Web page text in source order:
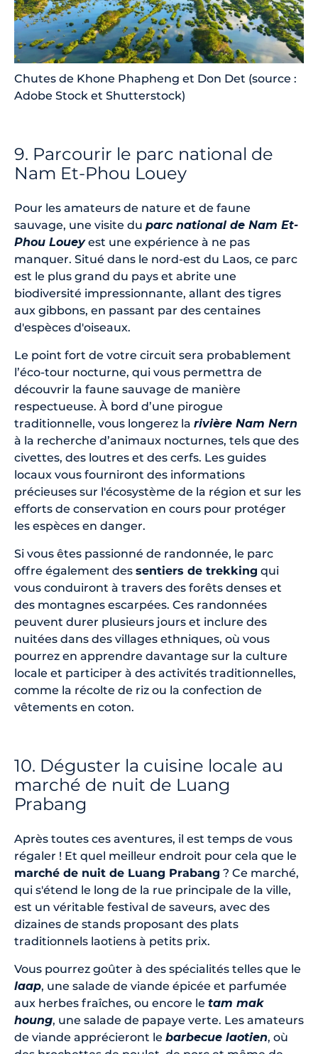
Chutes de Khone Phapheng et Don Det (source :
Adobe Stock et Shutterstock)
9. Parcourir le parc national de
Nam Et-Phou Louey
Pour les amateurs de nature et de faune
sauvage, une visite du parc national de Nam Et-
Phou Loueyest une expérience à ne pas
manquer. Situé dans le nord-est du Laos, ce parc
est le plus grand du pays et abrite une
biodiversité impressionnante, allant des tigres
aux gibbons, en passant par des centaines
d'espèces d'oiseaux.
Le point fort de votre circuit sera probablement
l’éco-tour nocturne, qui vous permettra de
découvrir la faune sauvage de manière
respectueuse. À bord d’une pirogue
traditionnelle, vous longerez la rivière Nam Nern
à la recherche d’animaux nocturnes, tels que des
civettes, des loutres et des cerfs. Les guides
locaux vous fourniront des informations
précieuses sur l'écosystème de la région et sur les
efforts de conservation en cours pour protéger
les espèces en danger.
Si vous êtes passionné de randonnée, le parc
offre également des sentiers de trekking qui
vous conduiront à travers des forêts denses et
des montagnes escarpées. Ces randonnées
peuvent durer plusieurs jours et inclure des
nuitées dans des villages ethniques, où vous
pourrez en apprendre davantage sur la culture
locale et participer à des activités traditionnelles,
comme la récolte de riz ou la confection de
vêtements en coton.
10. Déguster la cuisine locale au
marché de nuit de Luang
Prabang
Après toutes ces aventures, il est temps de vous
régaler ! Et quel meilleur endroit pour cela que le
marché de nuit de Luang Prabang ? Ce marché,
qui s'étend le long de la rue principale de la ville,
est un véritable festival de saveurs, avec des
dizaines de stands proposant des plats
traditionnels laotiens à petits prix.
Vous pourrez goûter à des spécialités telles que le
laap, une salade de viande épicée et parfumée
aux herbes fraîches, ou encore le tam mak
houng, une salade de papaye verte. Les amateurs
de viande apprécieront le barbecue laotien, où